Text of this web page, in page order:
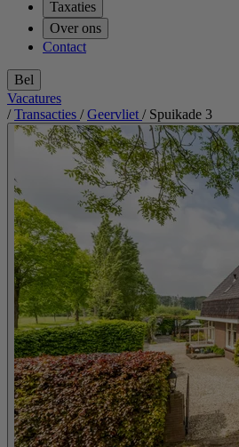
Taxaties
Over ons
Contact
Bel
Vacatures
/ Transacties / Geervliet / Spuikade 3